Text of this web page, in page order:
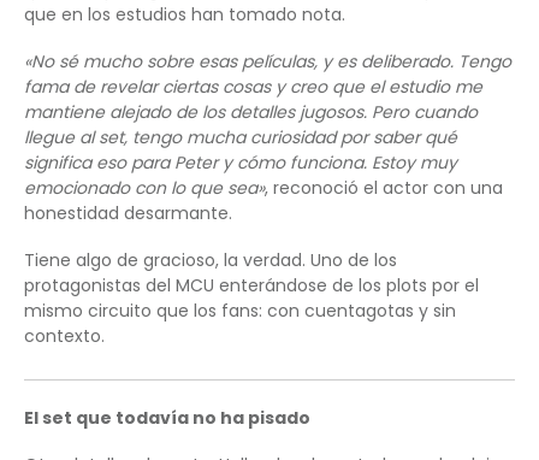
que en los estudios han tomado nota.
«No sé mucho sobre esas películas, y es deliberado. Tengo
fama de revelar ciertas cosas y creo que el estudio me
mantiene alejado de los detalles jugosos. Pero cuando
llegue al set, tengo mucha curiosidad por saber qué
significa eso para Peter y cómo funciona. Estoy muy
emocionado con lo que sea», reconoció el actor con una
honestidad desarmante.
Tiene algo de gracioso, la verdad. Uno de los
protagonistas del MCU enterándose de los plots por el
mismo circuito que los fans: con cuentagotas y sin
contexto.
El set que todavía no ha pisado